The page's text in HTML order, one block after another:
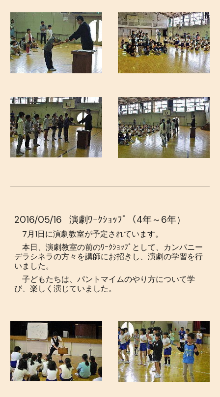
2016/05/16演劇ﾜｰｸｼｮｯﾌﾟ（4年～6年）
7月1日に演劇教室が予定されています。
本日、演劇教室の前のﾜｰｸｼｮｯﾌﾟとして、カンパニー
デラシネラの方々を講師にお招きし、演劇の学習を行
いました。
子どもたちは、パントマイムのやり方について学
び、楽しく演じていました。